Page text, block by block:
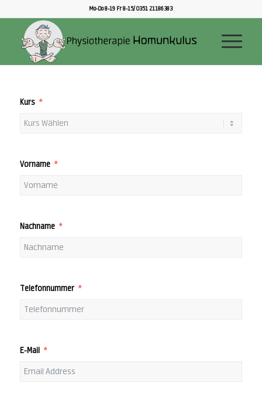
Mo-Do 8-19 Fr 8-15/ 0351 21186383
Kurs
Vorname
Nachname
Telefonnummer
E-Mail